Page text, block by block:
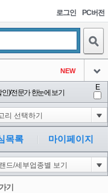
로그인 PC버전
NEW
아이콘
아이콘
--
아이콘
2
아이콘
2
)/전문가 한눈에 보기
E
목록 마이페이지
기